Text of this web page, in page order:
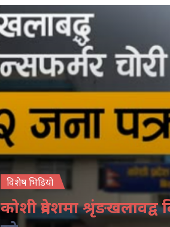
विशेष भिडियो
कोशी प्रदेशमा श्रृंङखलावद्व